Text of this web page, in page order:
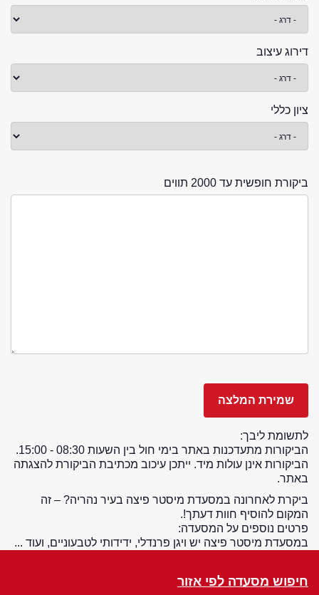
דירוג עיצוב
ציון כללי
ביקורת חופשית עד 2000 תווים
לתשומת ליבך:
הביקורות מתעדכנות באתר בימי חול בין השעות 08:30 - 15:00.
הביקורות אינן עולות מיד. ייתכן עיכוב מכתיבת הביקורת להצגתה
באתר.
ביקרת לאחרונה במסעדת מיסטר פיצה בעיר נהריה? – זה
המקום להוסיף חוות דעתך!.
פרטים נוספים על המסעדה:
במסעדת מיסטר פיצה יש ויגן פרנדלי, ידידותי לטבעוניים, ועוד ...
חיפוש מסעדה לפי אזור